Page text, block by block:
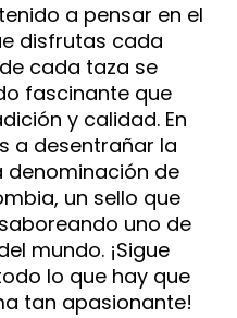
a pensar en el
disfrutas cada
cada taza se
fascinante que
y calidad. En
a desentrañar la
denominación de
un sello que
uno de
mundo. ¡Sigue
lo que hay que
tan apasionante!